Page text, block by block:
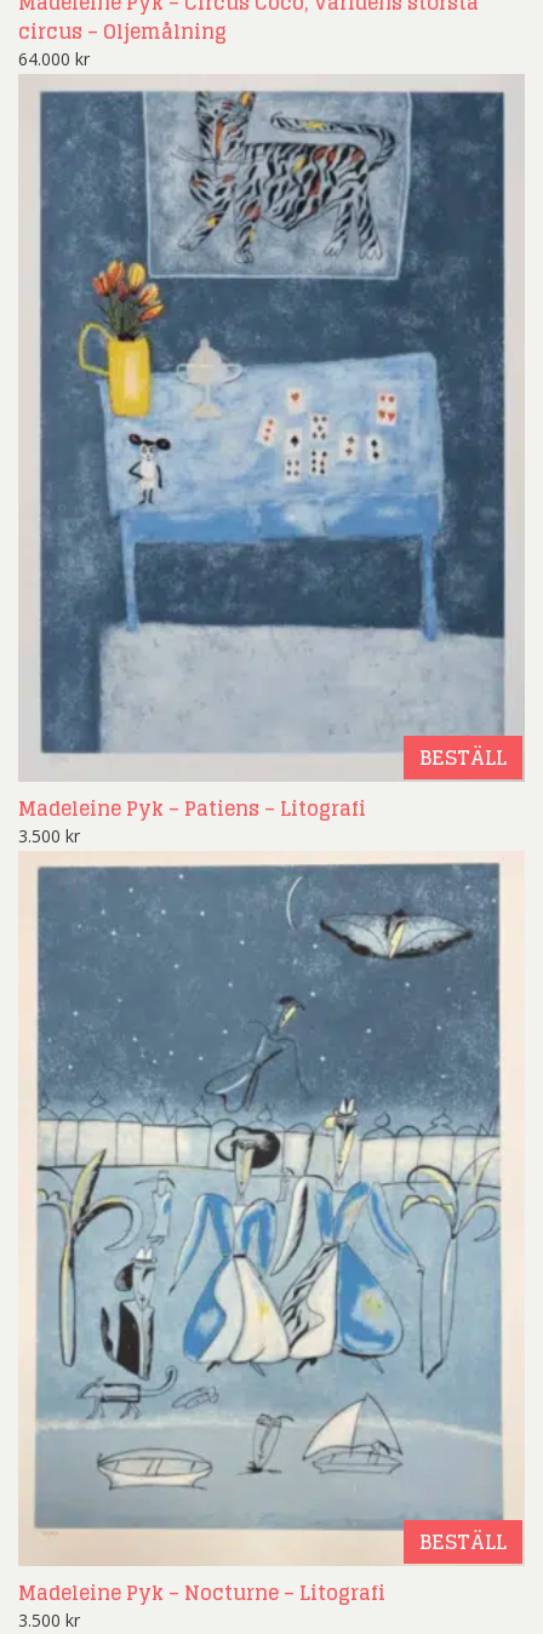
circus – Oljemålning
64.000 kr
BESTÄLL
Madeleine Pyk – Patiens – Litografi
3.500 kr
BESTÄLL
Madeleine Pyk – Nocturne – Litografi
3.500 kr